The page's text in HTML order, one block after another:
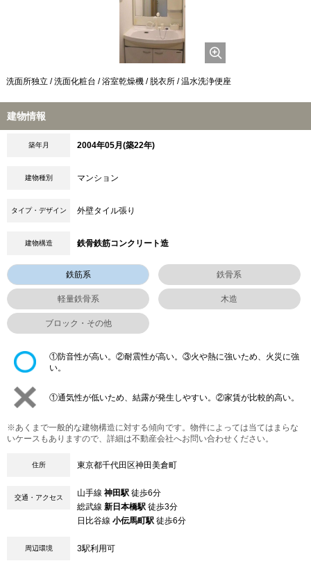
洗面所独立 / 洗面化粧台 / 浴室乾燥機 / 脱衣所 / 温水洗浄便座
建物情報
築年月 2004年05月(築22年)
建物種別 マンション
タイプ・デザイン 外壁タイル張り
建物構造 鉄骨鉄筋コンクリート造
鉄筋系 鉄骨系
軽量鉄骨系 木造
ブロック・その他
①防音性が高い。②耐震性が高い。③火や熱に強いため、火災に強
い。
①通気性が低いため、結露が発生しやすい。②家賃が比較的高い。
※あくまで一般的な建物構造に対する傾向です。物件によっては当てはまらな
いケースもありますので、詳細は不動産会社へお問い合わせください。
住所 東京都千代田区神田美倉町
交通・アクセス 山手線 神田駅 徒歩6分
総武線 新日本橋駅 徒歩3分
日比谷線 小伝馬町駅 徒歩6分
周辺環境 3駅利用可